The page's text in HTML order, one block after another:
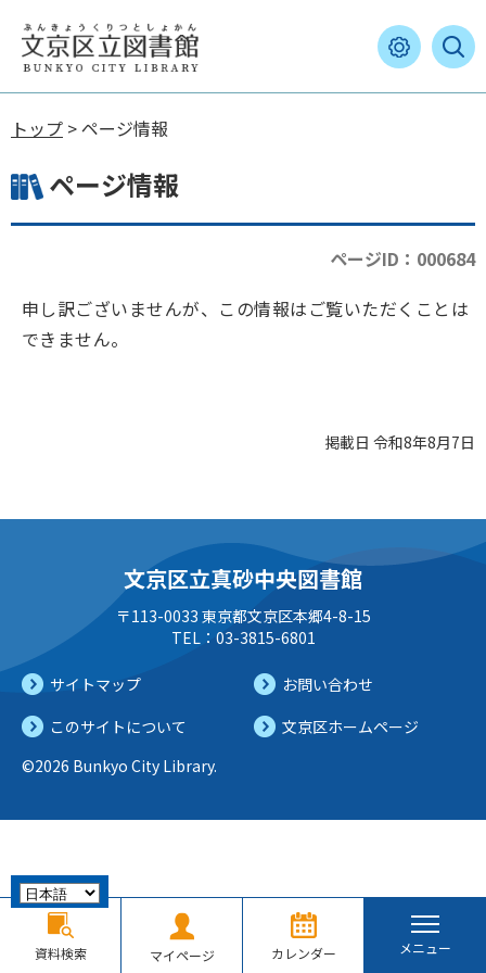
トップ > ページ情報
ページ情報
ページID：000684
申し訳ございませんが、この情報はご覧いただくことは
できません。
掲載日 令和8年8月7日
文京区立真砂中央図書館
〒113-0033 東京都文京区本郷4-8-15
TEL：03-3815-6801
サイトマップ
お問い合わせ
このサイトについて
文京区ホームページ
©2026 Bunkyo City Library.
資料検索 マイページ カレンダー メニュー